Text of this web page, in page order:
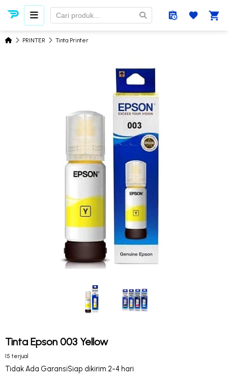
PRINTER Tinta Printer
Tinta Epson 003 Yellow
15 terjual
Tidak Ada GaransiSiap dikirim 2-4 hari